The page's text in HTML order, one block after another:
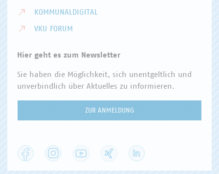
KOMMUNALDIGITAL
VKU FORUM
Hier geht es zum Newsletter
Sie haben die Möglichkeit, sich unentgeltlich und
unverbindlich über Aktuelles zu informieren.
ZUR ANMELDUNG
Facebook Instagram YouTube